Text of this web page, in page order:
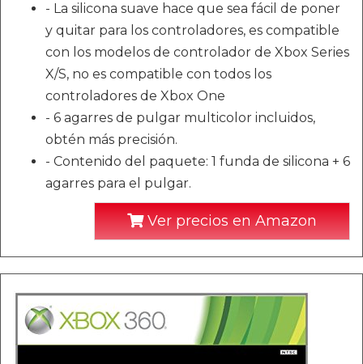
- La silicona suave hace que sea fácil de poner
y quitar para los controladores, es compatible
con los modelos de controlador de Xbox Series
X/S, no es compatible con todos los
controladores de Xbox One
- 6 agarres de pulgar multicolor incluidos,
obtén más precisión.
- Contenido del paquete: 1 funda de silicona + 6
agarres para el pulgar.
Ver precios en Amazon